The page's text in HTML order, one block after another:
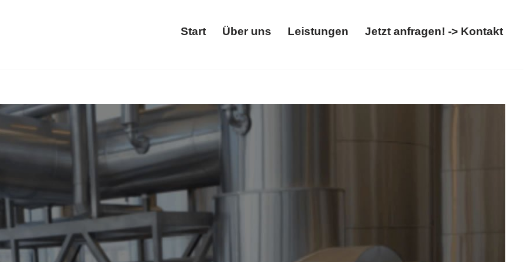
Start Über uns Leistungen Jetzt anfragen! -> Kontakt